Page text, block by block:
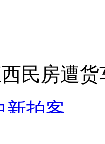
民冒雨排队
个弃婴
难在制度惯性
民房遭
新拍客